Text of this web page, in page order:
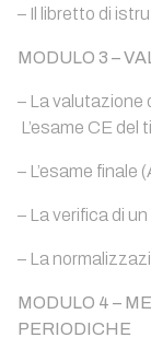
– Il libretto di
MODULO 3 –
– La valutazione
L’esame CE del
– L’esame finale
– La verifica di
– La
MODULO 4 –
PERIODICHE